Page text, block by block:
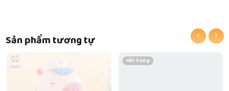
Sản phẩm tương tự
Hết hàng
‹ ›